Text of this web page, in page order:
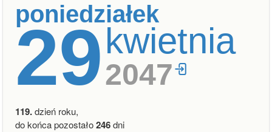
poniedziałek
29kwietnia
2047
119.dzień roku,
do końca pozostało246dni